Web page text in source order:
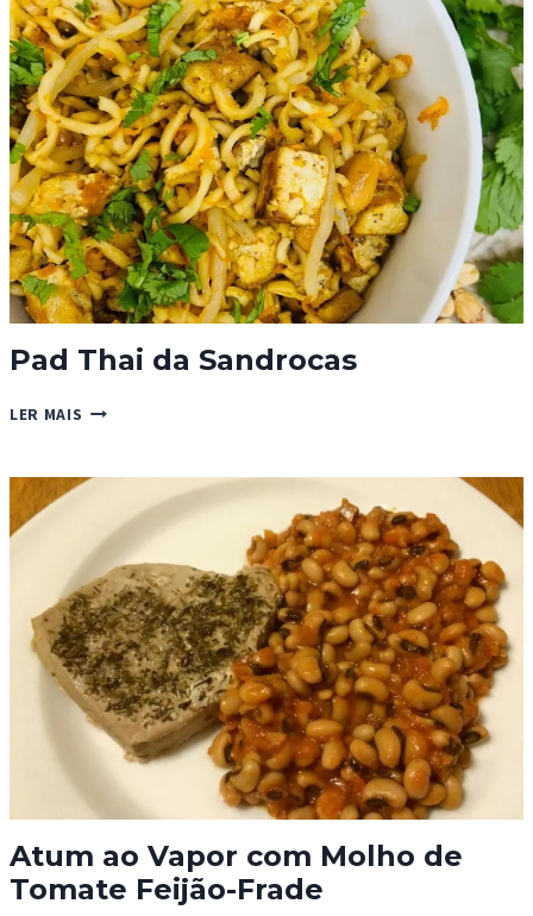
SANDROCAS
Pad Thai da Sandrocas
LER MAIS PAD
SANDROCAS
Atum ao Vapor com Molho de
Tomate Feijão-Frade